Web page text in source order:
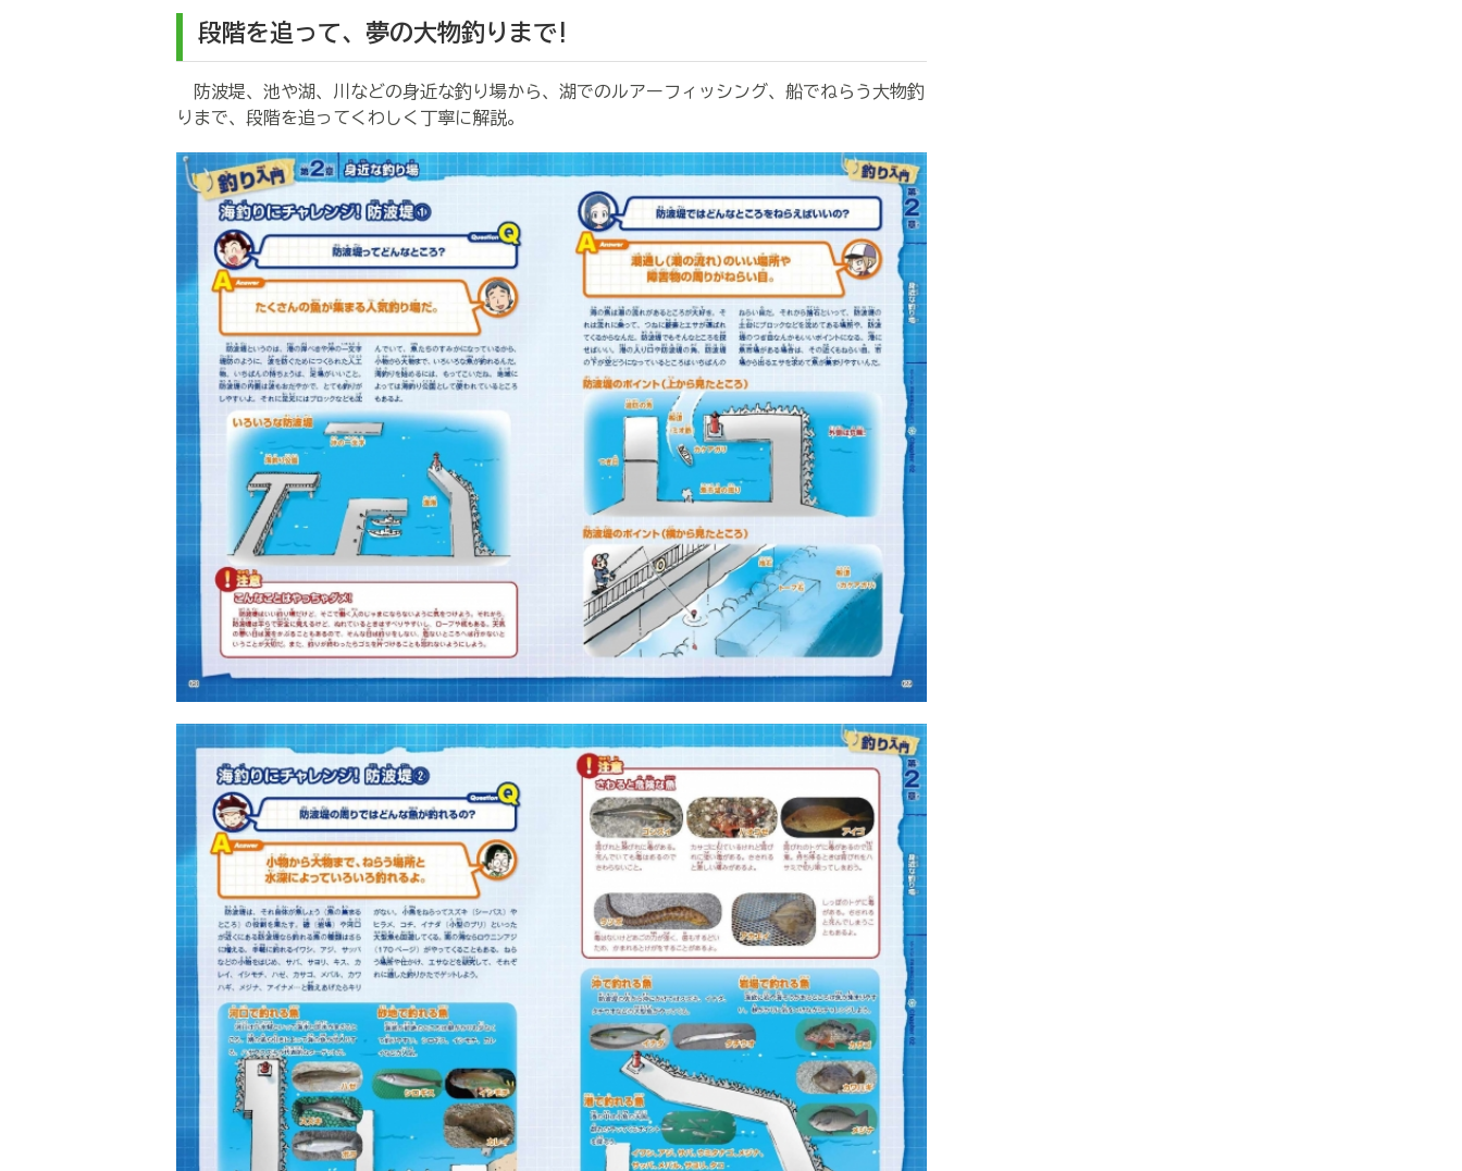
段階を追って、夢の大物釣りまで!
防波堤、池や湖、川などの身近な釣り場から、湖でのルアーフィッシング、船でねらう大物釣
りまで、段階を追ってくわしく丁寧に解説。